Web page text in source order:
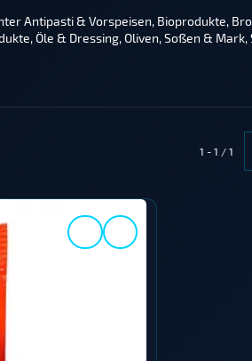
Antipasti & Vorspeisen, Bioprodukte,
Öle & Dressing, Oliven, Soßen &
1 - 1 / 1